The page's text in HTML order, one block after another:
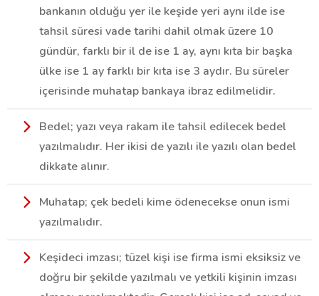
bankanın olduğu yer ile keşide yeri aynı ilde ise
tahsil süresi vade tarihi dahil olmak üzere 10
gündür, farklı bir il de ise 1 ay, aynı kıta bir başka
ülke ise 1 ay farklı bir kıta ise 3 aydır. Bu süreler
içerisinde muhatap bankaya ibraz edilmelidir.
Bedel; yazı veya rakam ile tahsil edilecek bedel
yazılmalıdır. Her ikisi de yazılı ile yazılı olan bedel
dikkate alınır.
Muhatap; çek bedeli kime ödenecekse onun ismi
yazılmalıdır.
Keşideci imzası; tüzel kişi ise firma ismi eksiksiz ve
doğru bir şekilde yazılmalı ve yetkili kişinin imzası